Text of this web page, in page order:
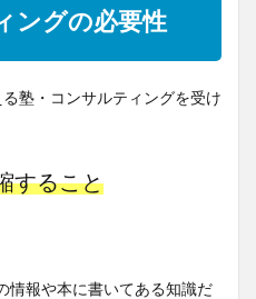
ングの必要性
塾・コンサルティングを受け
すること
情報や本に書いてある知識だ